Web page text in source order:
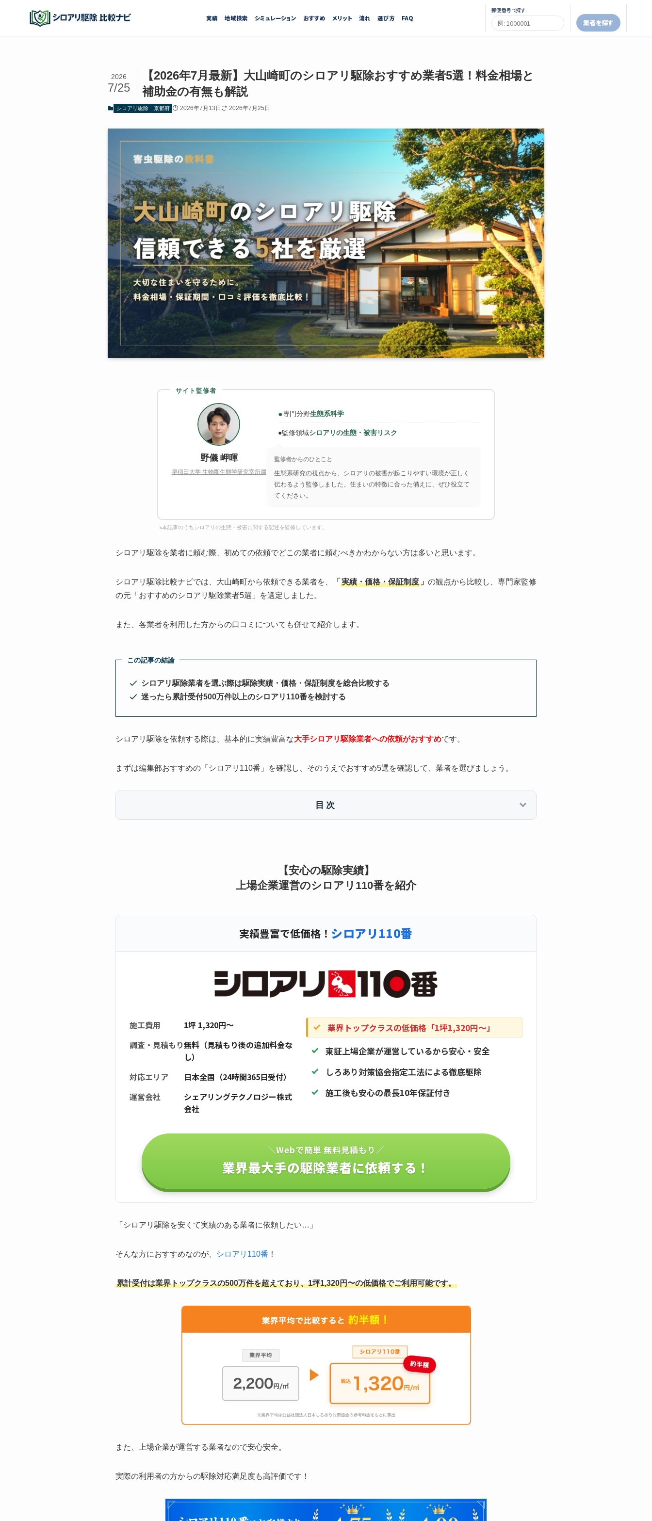
実績 地域検索 シミュレーション おすすめ メリット 流れ 選び方 FAQ
郵便番号で探す
業者を探す
【2026年7月最新】大山崎町のシロアリ駆除おすすめ業者5選！料金相場と
補助金の有無も解説
2026
7/25
シロアリ駆除 京都府 2026年7月13日 2026年7月25日
サイト監修者
野儀 岬暉
早稲田大学 生物圏生態学研究室所属
●専門分野生態系科学
●監修領域シロアリの生態・被害リスク
監修者からのひとこと
生態系研究の視点から、シロアリの被害が起こりやすい環境が正しく
伝わるよう監修しました。住まいの特徴に合った備えに、ぜひ役立て
てください。
※本記事のうちシロアリの生態・被害に関する記述を監修しています。
シロアリ駆除を業者に頼む際、初めての依頼でどこの業者に頼むべきかわからない方は多いと思います。
シロアリ駆除比較ナビでは、大山崎町から依頼できる業者を、 「 実績・価格・保証制度 」 の観点から比較し、専門家監修
の元「おすすめのシロアリ駆除業者5選」を選定しました。
また、各業者を利用した方からの口コミについても併せて紹介します。
この記事の結論
シロアリ駆除業者を選ぶ際は駆除実績・価格・保証制度を総合比較する
迷ったら累計受付500万件以上のシロアリ110番を検討する
シロアリ駆除を依頼する際は、基本的に実績豊富な大手シロアリ駆除業者への依頼がおすすめです。
まずは編集部おすすめの「シロアリ110番」を確認し、そのうえでおすすめ5選を確認して、業者を選びましょう。
目次
【安心の駆除実績】
上場企業運営のシロアリ110番を紹介
実績豊富で低価格！ シロアリ110番
施工費用
1坪 1,320円〜
調査・見積もり無料（見積もり後の追加料金な
し）
対応エリア
日本全国（24時間365日受付）
運営会社
シェアリングテクノロジー株式
会社
業界トップクラスの低価格「1坪1,320円〜」
東証上場企業が運営しているから安心・安全
しろあり対策協会指定工法による徹底駆除
施工後も安心の最長10年保証付き
＼Webで簡単 無料見積もり／
業界最大手の駆除業者に依頼する！
「シロアリ駆除を安くて実績のある業者に依頼したい…」
そんな方におすすめなのが、 シロアリ110番 ！
累計受付は業界トップクラスの500万件を超えており、1坪1,320円〜の低価格でご利用可能です。
また、上場企業が運営する業者なので安心安全。
実際の利用者の方からの駆除対応満足度も高評価です！